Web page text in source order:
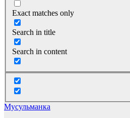
Exact matches only
Search in title
Search in content
Мусульманка